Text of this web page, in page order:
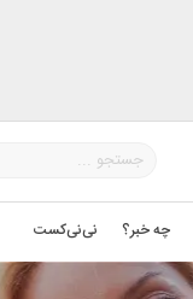
چه خبر؟ نی‌نی‌کست